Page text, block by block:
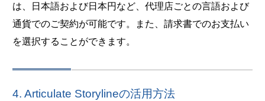
は、日本語および日本円など、代理店ごとの言語および
通貨でのご契約が可能です。また、請求書でのお支払い
を選択することができます。
4. Articulate Storylineの活用方法